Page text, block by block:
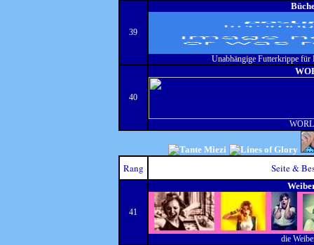
39
Unabhängige Futterkrippe für
40
Rang Seite &
41
die